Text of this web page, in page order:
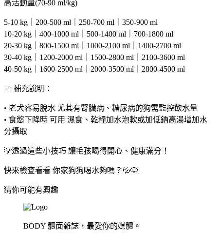
高活動量(70-90 ml/kg)
5-10 kg｜200-500 ml｜250-700 ml｜350-900 ml
10-20 kg｜400-1000 ml｜500-1400 ml｜700-1800 ml
20-30 kg｜800-1500 ml｜1000-2100 ml｜1400-2700 ml
30-40 kg｜1200-2000 ml｜1500-2800 ml｜2100-3600 ml
40-50 kg｜1600-2500 ml｜2000-3500 ml｜2800-4500 ml
🔹 補充說明：
• 老犬容易脫水 尤其有腎臟病、糖尿病的狗需監控飲水量
• 食慾下降時 可用 濕食、乾糧加水泡軟或加低鈉高湯增加水
分攝取
💡透過這些小技巧 讓毛孩喝得開心、健康滿分！
快來檢查看看 你家狗狗喝水夠嗎？ 💦🐶
猜你可能有興趣
BODY 體面雜誌，最愛你的媒體。